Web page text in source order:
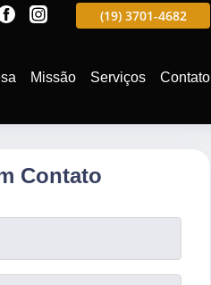
4988 (19) 3701-4682
Missão Serviços Contato
Contato